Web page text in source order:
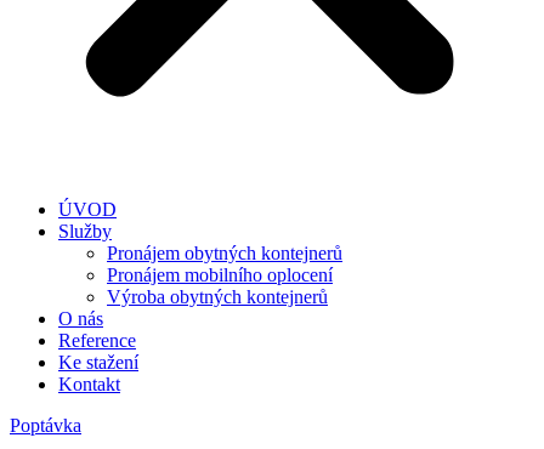
ÚVOD
Služby
Pronájem obytných kontejnerů
Pronájem mobilního oplocení
Výroba obytných kontejnerů
O nás
Reference
Ke stažení
Kontakt
Poptávka